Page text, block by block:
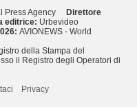
Press Agency Direttore
editrice: Urbevideo
AVIONEWS - World
della Stampa del
il Registro degli Operatori di
Privacy